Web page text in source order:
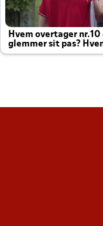
Hvem overtager
glemmer sit pas?
altid til efter kampe?